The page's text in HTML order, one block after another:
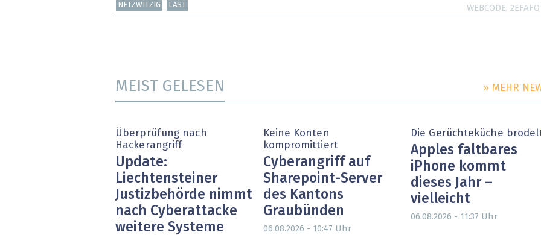
NETZWITZIG LAST WEBCODE
MEIST GELESEN » MEHR
Überprüfung nach
Hackerangriff
Update:
Liechtensteiner
Justizbehörde nimmt
nach Cyberattacke
weitere Systeme
Keine Konten
kompromittiert
Cyberangriff auf
Sharepoint-Server
des Kantons
Graubünden
06.08.2026 - 10:47 Uhr
Die Gerüchteküche
Apples faltbares
iPhone kommt
dieses Jahr –
vielleicht
06.08.2026 - 11:37 Uhr